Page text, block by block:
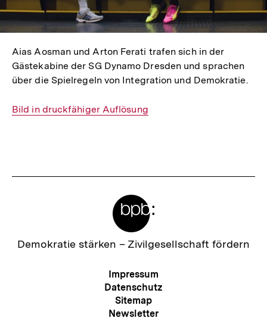
Aias Aosman und Arton Ferati trafen sich in der
Gästekabine der SG Dynamo Dresden und sprachen
über die Spielregeln von Integration und Demokratie.
Interner
Bild in druckfähiger Auflösung
Zur
Demokratie stärken – Zivilgesellschaft fördern
Meta-
Navigation
Impressum
Datenschutz
Sitemap
Newsletter